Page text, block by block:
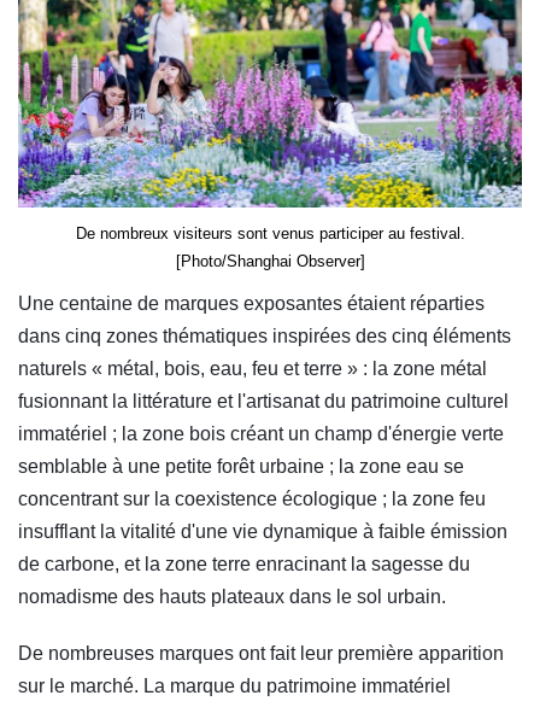
De nombreux visiteurs sont venus participer au festival.
[Photo/Shanghai Observer]
Une centaine de marques exposantes étaient réparties
dans cinq zones thématiques inspirées des cinq éléments
naturels « métal, bois, eau, feu et terre » : la zone métal
fusionnant la littérature et l'artisanat du patrimoine culturel
immatériel ; la zone bois créant un champ d'énergie verte
semblable à une petite forêt urbaine ; la zone eau se
concentrant sur la coexistence écologique ; la zone feu
insufflant la vitalité d'une vie dynamique à faible émission
de carbone, et la zone terre enracinant la sagesse du
nomadisme des hauts plateaux dans le sol urbain.
De nombreuses marques ont fait leur première apparition
sur le marché. La marque du patrimoine immatériel